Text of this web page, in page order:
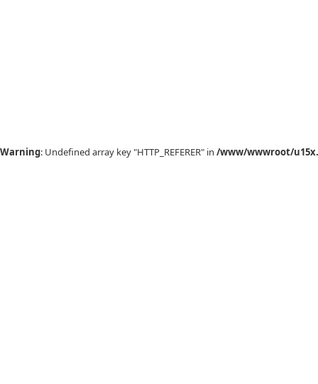
Warning: Undefined array key "HTTP_REFERER" in /www/wwwroot/